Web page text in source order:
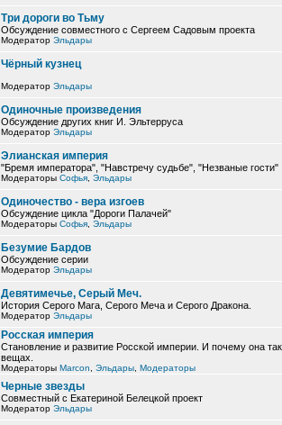
Три дороги во Тьму
Обсуждение совместного с Сергеем Садовым проекта
Модератор Эльдары
Чёрный кузнец
Модератор Эльдары
Одиночные произведения
Обсуждение других книг И. Эльтерруса
Модератор Эльдары
Элианская империя
"Бремя императора", "Навстречу судьбе", "Незваные гости"
Модераторы Софья Эльдары
Одиночество - вера изгоев
Обсуждение цикла "Дороги Палачей"
Модераторы Софья Эльдары
Безумие Бардов
Обсуждение серии
Модератор Эльдары
Девятимечье, Серый Меч.
История Серого Мага, Серого Меча и Серого Дракона.
Модератор Эльдары
Росская империя
Становление и развитие Росской империи. И почему она
вещах.
Модераторы Marcon Эльдары Модераторы
Черные звезды
Совместный с Екатериной Белецкой проект
Модератор Эльдары